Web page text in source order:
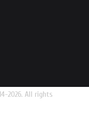
2026. All rights